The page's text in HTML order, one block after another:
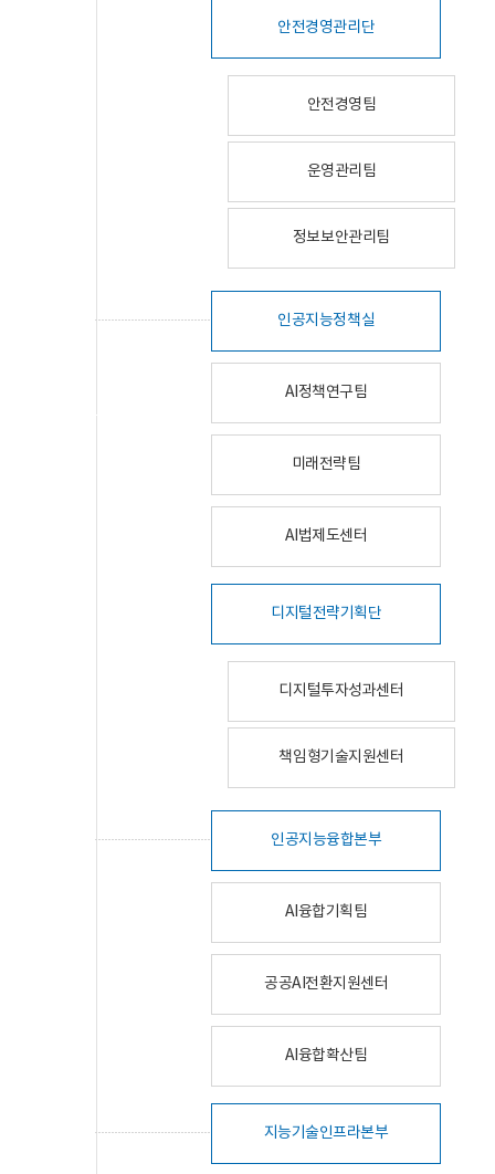
안전경영관리단
안전경영팀
운영관리팀
정보보안관리팀
인공지능정책실
AI정책연구팀
미래전략팀
AI법제도센터
디지털전략기획단
디지털투자성과센터
책임형기술지원센터
인공지능융합본부
AI융합기획팀
공공AI전환지원센터
AI융합확산팀
지능기술인프라본부